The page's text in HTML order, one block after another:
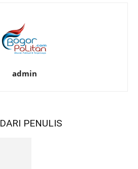
admin
DARI PENULIS